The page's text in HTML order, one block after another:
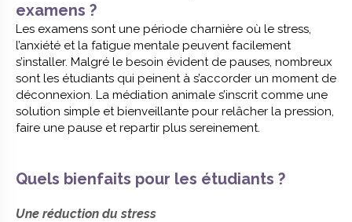
examens ?
Les examens sont une période charnière où le stress,
l’anxiété et la fatigue mentale peuvent facilement
s’installer. Malgré le besoin évident de pauses, nombreux
sont les étudiants qui peinent à s’accorder un moment de
déconnexion. La médiation animale s’inscrit comme une
solution simple et bienveillante pour relâcher la pression,
faire une pause et repartir plus sereinement.
Quels bienfaits pour les étudiants ?
Une réduction du stress